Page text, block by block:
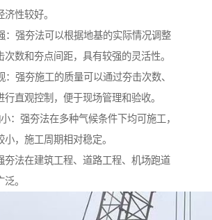
性较好。
：强夯法可以根据地基的实际情况调整
次数和夯点间距，具有较强的灵活性。
：强夯施工的质量可以通过夯击次数、
直观控制，便于现场管理和验收。
：强夯法在多种气候条件下均可施工，
，施工周期相对稳定。
夯法在建筑工程、道路工程、机场跑道
。